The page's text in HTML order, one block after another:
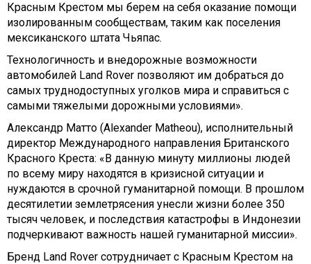
Красным Крестом мы берем на себя оказание помощи
изолированным сообществам, таким как поселения
мексиканского штата Чьяпас.
Технологичность и внедорожные возможности
автомобилей Land Rover позволяют им добраться до
самых труднодоступных уголков мира и справиться с
самыми тяжелыми дорожными условиями».
Александр Матто (Alexander Matheou), исполнительный
директор Международного направления Британского
Красного Креста: «В данную минуту миллионы людей
по всему миру находятся в кризисной ситуации и
нуждаются в срочной гуманитарной помощи. В прошлом
десятилетии землетрясения унесли жизни более 350
тысяч человек, и последствия катастрофы в Индонезии
подчеркивают важность нашей гуманитарной миссии».
Бренд Land Rover сотрудничает с Красным Крестом на